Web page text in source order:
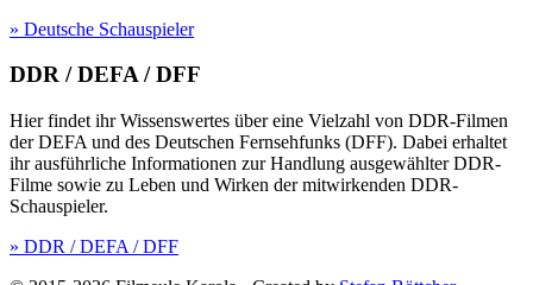
» Deutsche Schauspieler
DDR / DEFA / DFF
Hier findet ihr Wissenswertes über eine Vielzahl von DDR-Filmen
der DEFA und des Deutschen Fernsehfunks (DFF). Dabei erhaltet
ihr ausführliche Informationen zur Handlung ausgewählter DDR-
Filme sowie zu Leben und Wirken der mitwirkenden DDR-
Schauspieler.
» DDR / DEFA / DFF